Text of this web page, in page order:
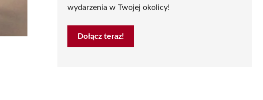
wydarzenia w Twojej okolicy!
Dołącz teraz!